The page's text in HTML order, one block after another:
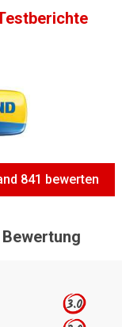
841 bewerten
3.0